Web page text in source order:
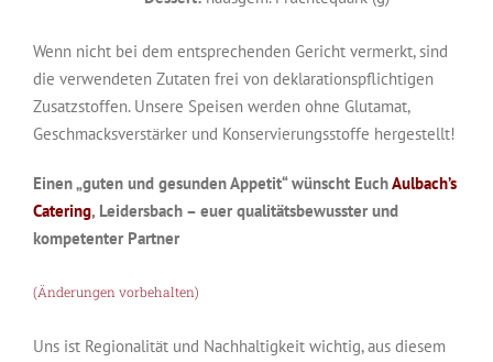
Wenn nicht bei dem entsprechenden Gericht vermerkt, sind
die verwendeten Zutaten frei von deklarationspflichtigen
Zusatzstoffen. Unsere Speisen werden ohne Glutamat,
Geschmacksverstärker und Konservierungsstoffe hergestellt!
Einen „guten und gesunden Appetit“ wünscht EuchAulbach’s
Catering, Leidersbach – euer qualitätsbewusster und
kompetenter Partner
(Änderungen vorbehalten)
Uns ist Regionalität und Nachhaltigkeit wichtig, aus diesem